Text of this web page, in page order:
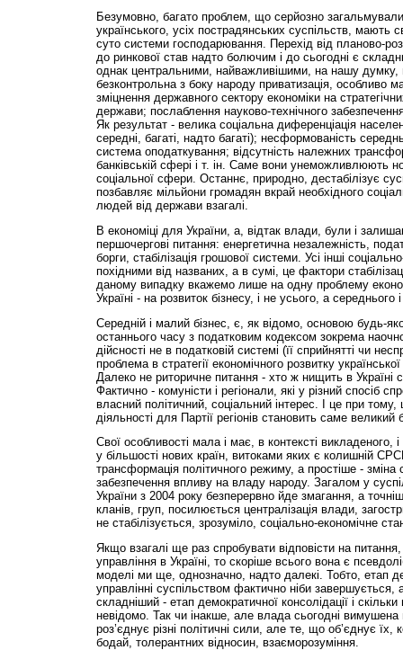
Безумовно, багато проблем, що серйозно
українського, усіх пострадянських суспільств, мають
суто системи господарювання. Перехід від планово-
до ринкової став надто болючим і до сьогодні є
однак центральними, найважливішими, на нашу думку,
безконтрольна з боку народу приватизація, особливо
зміцнення державного сектору економіки на
держави; послаблення науково-технічного
Як результат - велика соціальна диференціація
середні, багаті, надто багаті); несформованість
система оподаткування; відсутність належних
банківській сфері і т. ін. Саме вони унеможливлюють
соціальної сфери. Останнє, природно, дестабілізує
позбавляє мільйони громадян вкрай необхідного
людей від держави взагалі.
В економіці для України, а, відтак влади, були і
першочергові питання: енергетична незалежність,
борги, стабілізація грошової системи. Усі інші
похідними від названих, а в сумі, це фактори
даному випадку вкажемо лише на одну проблему
Україні - на розвиток бізнесу, і не усього, а середнього
Середній і малий бізнес, є, як відомо, основою будь-
останнього часу з податковим кодексом зокрема
дійсності не в податковій системі (її сприйнятті чи
проблема в стратегії економічного розвитку
Далеко не риторичне питання - хто ж нищить в Україні
Фактично - комуністи і регіонали, які у різний спосіб
власний політичний, соціальний інтерес. І це при
діяльності для Партії регіонів становить саме великий
Свої особливості мала і має, в контексті викладеного,
у більшості нових країн, витоками яких є колишній
трансформація політичного режиму, а простіше - зміна
забезпечення впливу на владу народу. Загалом у
України з 2004 року безперервно йде змагання, а
кланів, груп, посилюється централізація влади,
не стабілізується, зрозуміло, соціально-економічне
Якщо взагалі ще раз спробувати відповісти на
управління в Україні, то скоріше всього вона є
моделі ми ще, однозначно, надто далекі. Тобто, етап
управлінні суспільством фактично ніби
складніший - етап демократичної консолідації і
невідомо. Так чи інакше, але влада сьогодні
роз’єднує різні політичні сили, але те, що об’єднує
бодай, толерантних відносин, взаєморозуміння.